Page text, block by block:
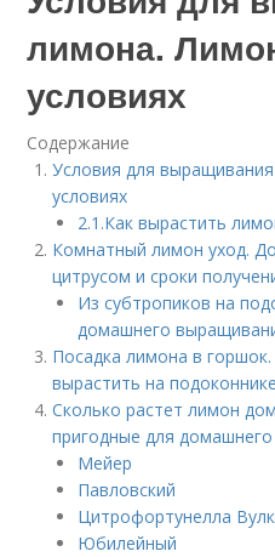
лимона.
условиях
Содержание
Условия для
условиях
2.1.Как вырастить
Комнатный лимон уход.
цитрусом и сроки
Из субтропиков на
домашнего
Посадка лимона в
вырастить на
Сколько растет лимон
пригодные для
Мейер
Павловский
Цитрофортунелла
Юбилейный